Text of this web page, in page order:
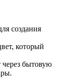
создания
который
бытовую